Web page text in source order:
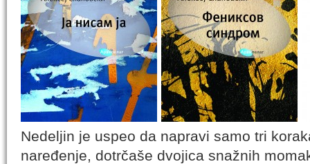
Nedeljin je uspeo da napravi samo tri
naređenje, dotrčaše dvojica snažnih